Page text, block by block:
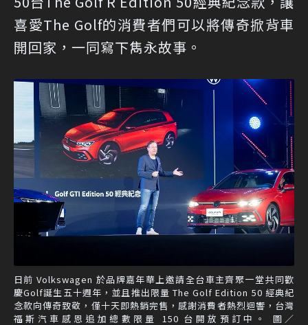
喜愛The Golf的消費者們可以將傳奇掀背車
開回家，一同寫下雋永故事。
日前 Volkswagen 於品牌嘉年華上邀請全台車主齊聚一堂共同歡
慶Golf誕生五十週年，並且推出限量 The Golf Edition 50 經典紀
念款向傳奇致敬，僅十天即熱銷完售，感謝消費者熱烈迴響，台灣
福斯汽車感恩追加總數限量 150 台開放預訂中。 圖／